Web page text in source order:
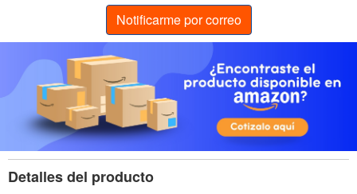
Notificarme por correo
Detalles del producto